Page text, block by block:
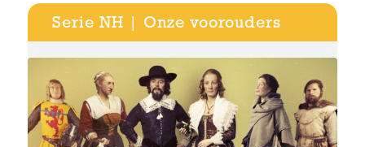
Serie NH | Onze voorouders